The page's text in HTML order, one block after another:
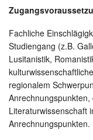
Fachliche
Studiengang (z.B.
Lusitanistik,
regionalem
Literaturwissenschaft
Anrechnungspunkten.